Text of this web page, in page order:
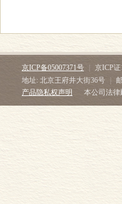
京ICP备05007371号 京ICP证
地址: 北京王府井大街36号
产品隐私权声明
本公司法